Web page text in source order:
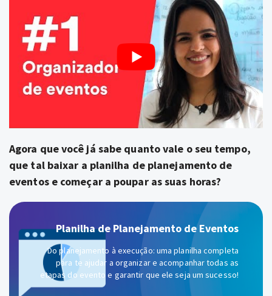
Agora que você já sabe quanto vale o seu tempo,
que tal baixar a planilha de planejamento de
eventose começar a poupar as suas horas?
Planilha de Planejamento de Eventos
Do planejamento à execução: uma planilha completa
para te ajudar a organizar e acompanhar todas as
etapas do evento e garantir que ele seja um sucesso!